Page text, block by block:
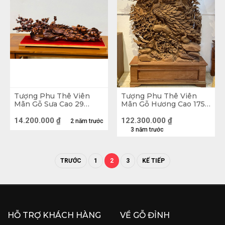
Tượng Phu Thê Viên
Mãn Gỗ Sưa Cao 29
2 năm trước
14.200.000 ₫
Tượng Phu Thê Viên
Mãn Gỗ Hương Cao 175
3 năm trước
122.300.000 ₫
TRƯỚC 1 2 3 KẾ TIẾP
HỖ TRỢ KHÁCH HÀNG VỀ GỖ ĐỈNH